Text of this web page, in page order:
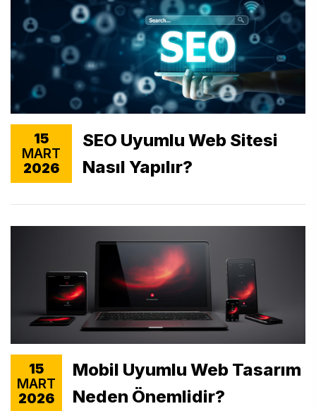
15
MART
2026
SEO Uyumlu Web Sitesi
Nasıl Yapılır?
15
MART
2026
Mobil Uyumlu Web Tasarım
Neden Önemlidir?